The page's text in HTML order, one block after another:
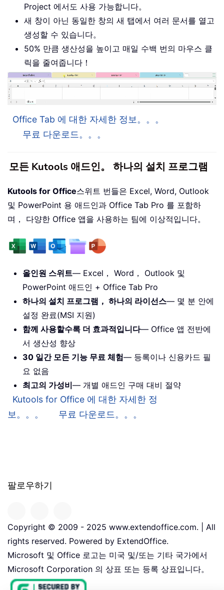
Project 에서도 사용 가능합니다。
새 창이 아닌 동일한 창의 새 탭에서 여러 문서를 열고
생성할 수 있습니다。
50% 만큼 생산성을 높이고 매일 수백 번의 마우스 클
릭을 줄여줍니다！
Office Tab 에 대한 자세한 정보。。。
무료 다운로드。。。
모든 Kutools 애드인。 하나의 설치 프로그램
Kutools for Office스위트 번들은 Excel, Word, Outlook
및 PowerPoint 용 애드인과 Office Tab Pro 를 포함하
며， 다양한 Office 앱을 사용하는 팀에 이상적입니다。
올인원 스위트— Excel， Word， Outlook 및
PowerPoint 애드인 + Office Tab Pro
하나의 설치 프로그램， 하나의 라이선스— 몇 분 안에
설정 완료(MSI 지원)
함께 사용할수록 더 효과적입니다— Office 앱 전반에
서 생산성 향상
30 일간 모든 기능 무료 체험— 등록이나 신용카드 필
요 없음
최고의 가성비— 개별 애드인 구매 대비 절약
Kutools for Office 에 대한 자세한 정
보。。。
무료 다운로드。。。
팔로우하기
Copyright © 2009 - 2025 www.extendoffice.com. | All
rights reserved. Powered by ExtendOffice.
Microsoft 및 Office 로고는 미국 및/또는 기타 국가에서
Microsoft Corporation 의 상표 또는 등록 상표입니다。